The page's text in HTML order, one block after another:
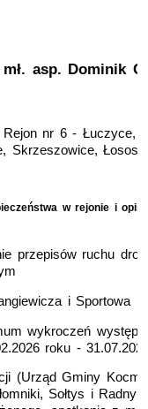
Dominik
nr 6 - Łuczyce,
Skrzeszowice,
w rejonie i opis
przepisów ruchu
i Sportowa
wykroczeń
roku -
(Urząd Gminy
Sołtys i